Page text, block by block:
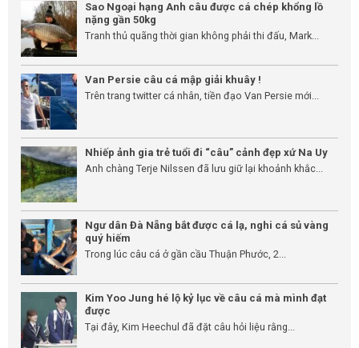
Sao Ngoại hạng Anh câu được cá chép khổng lồ
nặng gần 50kg
Tranh thủ quãng thời gian không phải thi đấu, Mark...
Van Persie câu cá mập giải khuây !
Trên trang twitter cá nhân, tiền đạo Van Persie mới...
Nhiếp ảnh gia trẻ tuổi đi “câu” cảnh đẹp xứ Na Uy
Anh chàng Terje Nilssen đã lưu giữ lại khoảnh khắc...
Ngư dân Đà Nẵng bắt được cá lạ, nghi cá sủ vàng
quý hiếm
Trong lúc câu cá ở gần cầu Thuận Phước, 2...
Kim Yoo Jung hé lộ kỷ lục về câu cá mà mình đạt
được
Tại đây, Kim Heechul đã đặt câu hỏi liệu rằng...